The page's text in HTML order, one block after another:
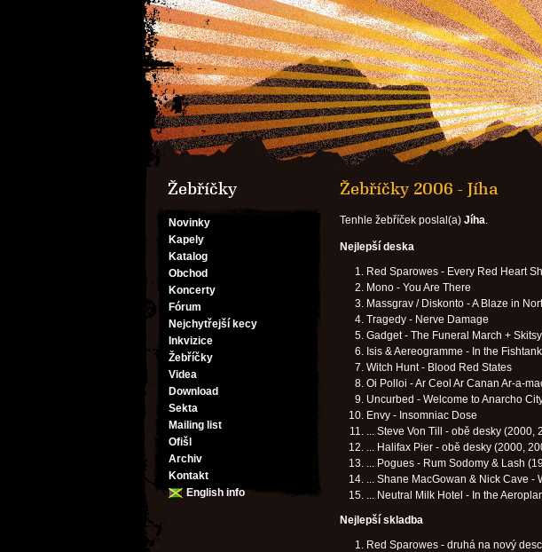
Žebříčky
Novinky
Kapely
Katalog
Obchod
Koncerty
Fórum
Nejchytřejší kecy
Inkvizice
Žebříčky
Videa
Download
Sekta
Mailing list
Ofišl
Archiv
Kontakt
English info
Žebříčky 2006 - Jíha
Tenhle žebříček poslal(a) Jíha.
Nejlepší deska
Red Sparowes - Every Red Heart
Mono - You Are There
Massgrav / Diskonto - A Blaze in
Tragedy - Nerve Damage
Gadget - The Funeral March +
Isis & Aereogramme - In the
Witch Hunt - Blood Red States
Oi Polloi - Ar Ceol Ar Canan Ar-a-
Uncurbed - Welcome to Anarcho
Envy - Insomniac Dose
... Steve Von Till - obě desky (2000,
... Halifax Pier - obě desky (2000,
... Pogues - Rum Sodomy & Lash
... Shane MacGowan & Nick Cave -
... Neutral Milk Hotel - In the
Nejlepší skladba
Red Sparowes - druhá na nový